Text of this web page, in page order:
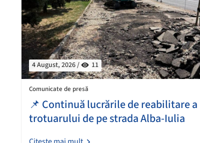
4 August, 2026 / 11
Comunicate de presă
📌 Continuă lucrările de reabilitare a
trotuarului de pe strada Alba-Iulia